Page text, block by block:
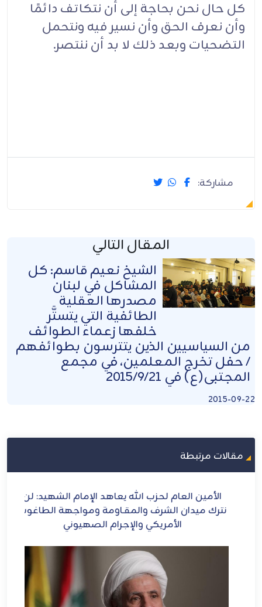
كل حال نحن بحاجة إلى أن نتكاتف دائمًا
وأن نعرف الحق وأن نسير فيه ونتحمل
التضحيات وبعد ذلك لا بد أن ننتصر.
مشاركة:
المقال التالي
الشيخ نعيم قاسم: كل
المشاكل في لبنان
مصدرها العقلية
الطائفية التي يتستَّر
خلفها زعماء الطوائف
من السياسيين الذين يتترسون بطوائفهم
/ حفل تخرج المعلمين، في مجمع
المجتبى(ع) في 2015/9/21
2015-09-22
مقالات مرتبطة
الأمين العام لحزب الله يعاهد الإمام الشهيد: لن
نترك ميدان الشرف والمقـاومة ومواجهة الطاغوت
الأمريكي والإجرام الصهيوني